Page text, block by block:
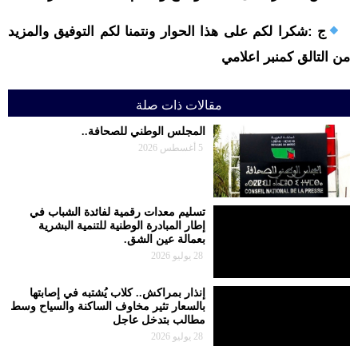
ج :شکرا لکم على هذا الحوار ونتمنا لکم التوفيق والمزيد
من التالق کمنبر اعلامي
مقالات ذات صلة
المجلس الوطني للصحافة..
5 أغسطس 2026
تسليم معدات رقمية لفائدة الشباب في
إطار المبادرة الوطنية للتنمية البشرية
بعمالة عين الشق.
28 يوليو 2026
إنذار بمراكش.. كلاب يُشتبه في إصابتها
بالسعار تثير مخاوف الساكنة والسياح وسط
مطالب بتدخل عاجل
28 يوليو 2026